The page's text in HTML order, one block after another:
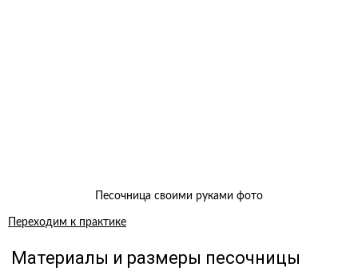
Песочница своими руками фото
Переходим к практике
Материалы и размеры песочницы